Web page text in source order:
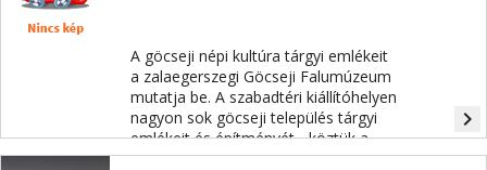
A göcseji népi kultúra tárgyi emlékeit
a zalaegerszegi Göcseji Falumúzeum
mutatja be. A szabadtéri kiállítóhelyen
nagyon sok göcseji település tárgyi
emlékeit és építményét - köztük a
kustánszegi kástut, a kávási kerekes
navigate_next